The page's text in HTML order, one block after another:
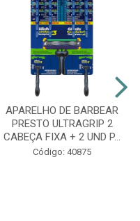
APARELHO DE BARBEAR
PRESTO ULTRAGRIP 2
CABEÇA FIXA + 2 UND P...
Código: 40875